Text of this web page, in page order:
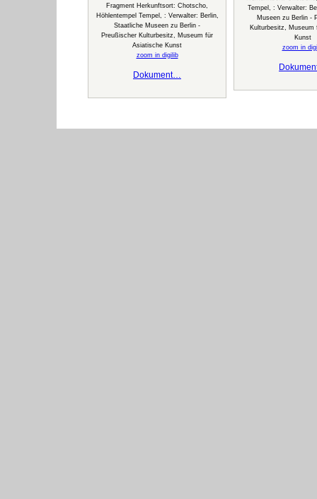
Fragment Herkunftsort: Chotscho,
Höhlentempel Tempel, : Verwalter: Berlin,
Staatliche Museen zu Berlin -
Preußischer Kulturbesitz, Museum für
Asiatische Kunst
zoom in digilib
Dokument…
Tempel, : Verwalter:
Museen zu Berlin -
Kulturbesitz, Museum
Kunst
zoom in